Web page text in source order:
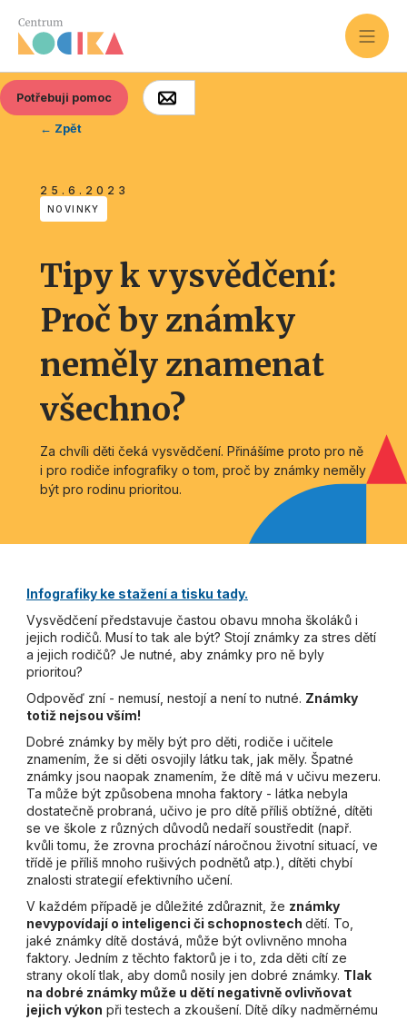
Potřebuji pomoc
← Zpět
25.6.2023
NOVINKY
Tipy k vysvědčení:
Proč by známky
neměly znamenat
všechno?
Za chvíli děti čeká vysvědčení. Přinášíme proto pro ně
i pro rodiče infografiky o tom, proč by známky neměly
být pro rodinu prioritou.
Infografiky ke stažení a tisku tady.
Vysvědčení představuje častou obavu mnoha školáků i
jejich rodičů. Musí to tak ale být? Stojí známky za stres dětí
a jejich rodičů? Je nutné, aby známky pro ně byly
prioritou?
Odpověď zní - nemusí, nestojí a není to nutné. Známky
totiž nejsou vším!
Dobré známky by měly být pro děti, rodiče i učitele
znamením, že si děti osvojily látku tak, jak měly. Špatné
známky jsou naopak znamením, že dítě má v učivu mezeru.
Ta může být způsobena mnoha faktory - látka nebyla
dostatečně probraná, učivo je pro dítě příliš obtížné, dítěti
se ve škole z různých důvodů nedaří soustředit (např.
kvůli tomu, že zrovna prochází náročnou životní situací, ve
třídě je příliš mnoho rušivých podnětů atp.), dítěti chybí
znalosti strategií efektivního učení.
V každém případě je důležité zdůraznit, že známky
nevypovídají o inteligenci či schopnostech dětí. To,
jaké známky dítě dostává, může být ovlivněno mnoha
faktory. Jedním z těchto faktorů je i to, zda děti cítí ze
strany okolí tlak, aby domů nosily jen dobré známky. Tlak
na dobré známky může u dětí negativně ovlivňovat
jejich výkon při testech a zkoušení. Dítě díky nadměrnému